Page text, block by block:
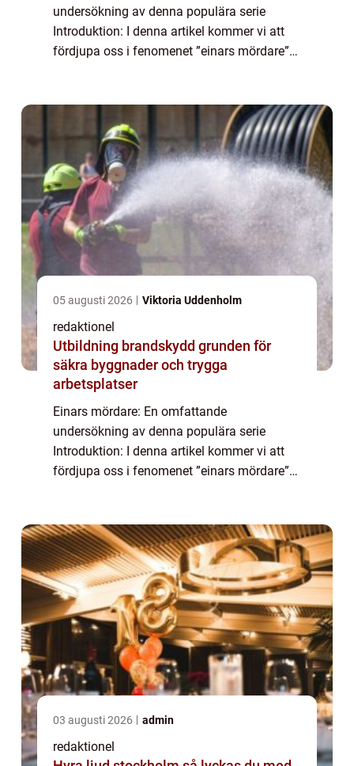
undersökning av denna populära serie
Introduktion: I denna artikel kommer vi att
fördjupa oss i fenomenet ”einars mördare”
05 augusti 2026 Viktoria Uddenholm
redaktionel
Utbildning brandskydd grunden för
säkra byggnader och trygga
arbetsplatser
Einars mördare: En omfattande
undersökning av denna populära serie
Introduktion: I denna artikel kommer vi att
fördjupa oss i fenomenet ”einars mördare”
03 augusti 2026 admin
redaktionel